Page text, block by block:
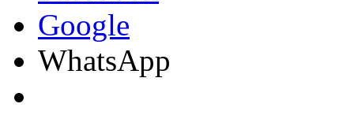
Google
WhatsApp